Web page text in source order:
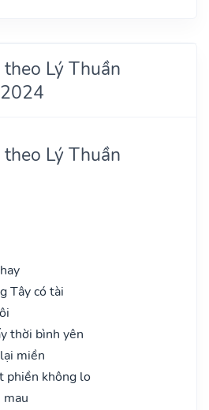
Lý Thuần
Lý Thuần
Tây có tài
thời bình yên
miền
phiền không lo